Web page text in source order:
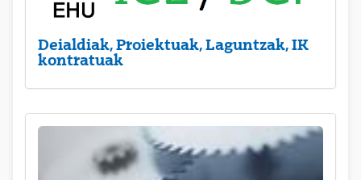
Deialdiak, Proiektuak, Laguntzak, IK
kontratuak